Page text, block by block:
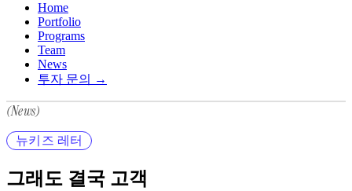
Home
Portfolio
Programs
Team
News
투자 문의 →
(News)
뉴키즈 레터
그래도 결국 고객